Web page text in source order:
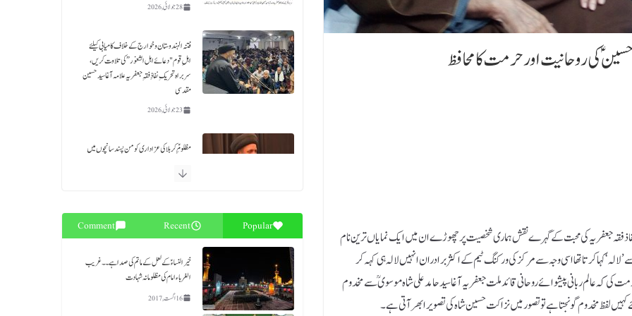
کی روحانیت اور حرمت کا محافظ
فقہ جعفریہ کی محبت کے گہرے نقش ہماری شخصیت پر چھوڑے ان میں ایک نمایاں ترین نام
‘ کہا کرتا تھا اسی وجہ سے مرکز کی ورکنگ ٹیم کے اکثر برادران انہیں لالہ ہی کہہ کر
کہ عالم ربانی پیشوائے روحانی قائد ملت جعفریہ آغا سید حامد علی شاہ موسوی ؒ سے مخدوم
کہیں لفظ مخدوم گونجتا ہے تو تصور میں نزاکت حسین شاہ کی تصویر ابھر آتی ہے ۔
28 جولائی, 2026
فتنہ الہندوستان و خوارج کے خلاف کامیابی کیلئے
اہلِ قوم "دعائے اہل الثغور” کی تلاوت کریں،
سربراہ تحریکِ نفاذِ فقہِ جعفریہ علامہ آغا سید حسین
مقدسی
23 جولائی, 2026
مظلومِؑ کربلا کی عزاداری کو من پسند سانچوں میں
کی اتباع کی جائے۔ علامہ آغا حسین مقدسی
حلیف القرآن حضرت زید بن علي ابن الحسین ؑ ۔
قائد ملت جعفریہ آغا سید حامد علی شاہ موسوی
Popular
Recent
Comment
خیرالنساءؑ کے لعل کے ماتم کی صدا ہے۔۔ غریب
الغرباء امام کی مظلومانہ شہادت
16 اگست, 2017